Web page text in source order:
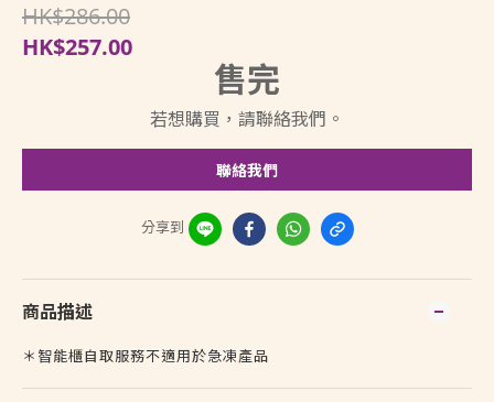
HK$286.00
HK$257.00
售完
若想購買，請聯絡我們。
聯絡我們
分享到
商品描述
＊智能櫃自取服務不適用於急凍產品